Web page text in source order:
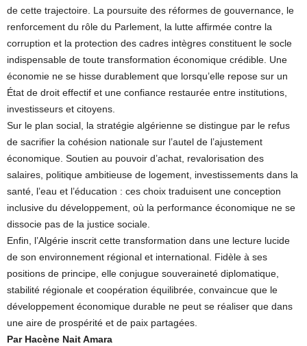
de cette trajectoire. La poursuite des réformes de gouvernance, le
renforcement du rôle du Parlement, la lutte affirmée contre la
corruption et la protection des cadres intègres constituent le socle
indispensable de toute transformation économique crédible. Une
économie ne se hisse durablement que lorsqu’elle repose sur un
État de droit effectif et une confiance restaurée entre institutions,
investisseurs et citoyens.
Sur le plan social, la stratégie algérienne se distingue par le refus
de sacrifier la cohésion nationale sur l’autel de l’ajustement
économique. Soutien au pouvoir d’achat, revalorisation des
salaires, politique ambitieuse de logement, investissements dans la
santé, l’eau et l’éducation : ces choix traduisent une conception
inclusive du développement, où la performance économique ne se
dissocie pas de la justice sociale.
Enfin, l’Algérie inscrit cette transformation dans une lecture lucide
de son environnement régional et international. Fidèle à ses
positions de principe, elle conjugue souveraineté diplomatique,
stabilité régionale et coopération équilibrée, convaincue que le
développement économique durable ne peut se réaliser que dans
une aire de prospérité et de paix partagées.
Par Hacène Nait Amara